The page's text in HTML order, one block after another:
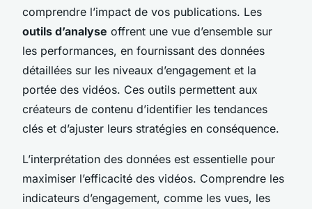
comprendre l’impact de vos publications. Les
outils d’analyse offrent une vue d’ensemble sur
les performances, en fournissant des données
détaillées sur les niveaux d’engagement et la
portée des vidéos. Ces outils permettent aux
créateurs de contenu d’identifier les tendances
clés et d’ajuster leurs stratégies en conséquence.
L’interprétation des données est essentielle pour
maximiser l’efficacité des vidéos. Comprendre les
indicateurs d’engagement, comme les vues, les